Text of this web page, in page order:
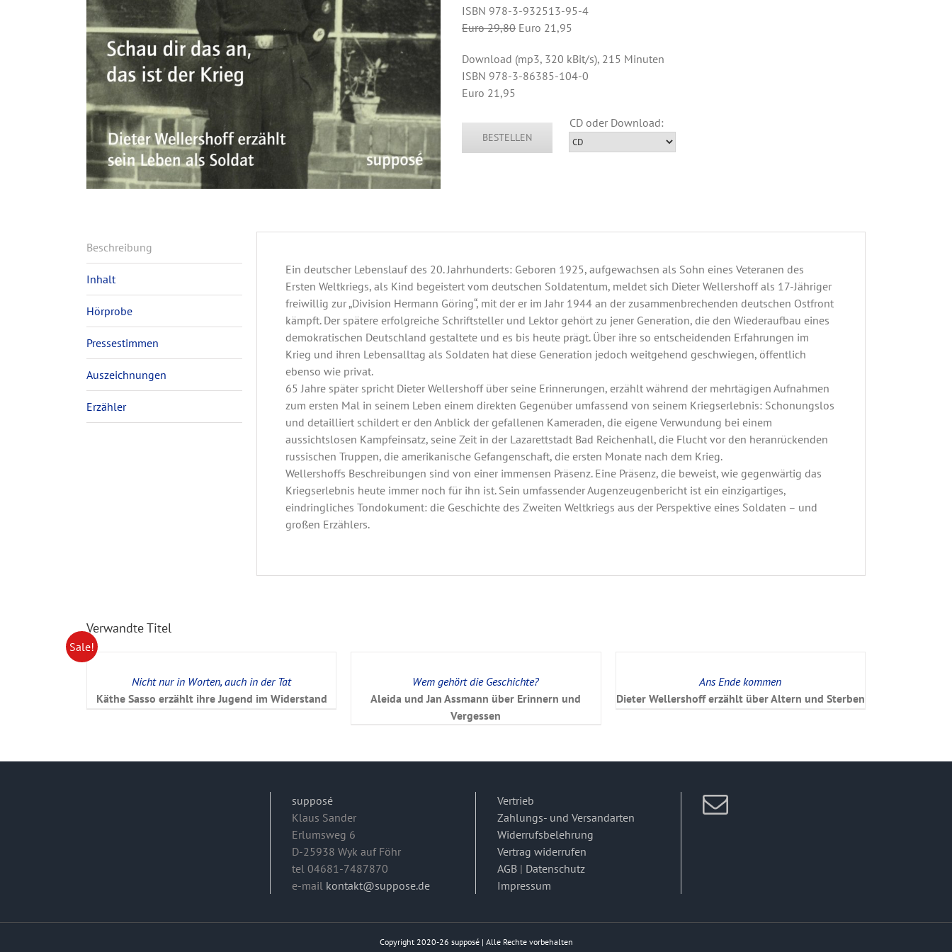
ISBN 978-3-932513-95-4
Euro 29,80 Euro 21,95
Download (mp3, 320 kBit/s), 215 Minuten
ISBN 978-3-86385-104-0
Euro 21,95
BESTELLEN
Beschreibung
Inhalt
Hörprobe
Pressestimmen
Auszeichnungen
Erzähler
Ein deutscher Lebenslauf des 20. Jahrhunderts: Geboren 1925, aufgewachsen als Sohn eines Veteranen des
Ersten Weltkriegs, als Kind begeistert vom deutschen Soldatentum, meldet sich Dieter Wellershoff als 17-Jähriger
freiwillig zur „Division Hermann Göring“, mit der er im Jahr 1944 an der zusammenbrechenden deutschen Ostfront
kämpft. Der spätere erfolgreiche Schriftsteller und Lektor gehört zu jener Generation, die den Wiederaufbau eines
demokratischen Deutschland gestaltete und es bis heute prägt. Über ihre so entscheidenden Erfahrungen im
Krieg und ihren Lebensalltag als Soldaten hat diese Generation jedoch weitgehend geschwiegen, öffentlich
ebenso wie privat.
65 Jahre später spricht Dieter Wellershoff über seine Erinnerungen, erzählt während der mehrtägigen Aufnahmen
zum ersten Mal in seinem Leben einem direkten Gegenüber umfassend von seinem Kriegserlebnis: Schonungslos
und detailliert schildert er den Anblick der gefallenen Kameraden, die eigene Verwundung bei einem
aussichtslosen Kampfeinsatz, seine Zeit in der Lazarettstadt Bad Reichenhall, die Flucht vor den heranrückenden
russischen Truppen, die amerikanische Gefangenschaft, die ersten Monate nach dem Krieg.
Wellershoffs Beschreibungen sind von einer immensen Präsenz. Eine Präsenz, die beweist, wie gegenwärtig das
Kriegserlebnis heute immer noch für ihn ist. Sein umfassender Augenzeugenbericht ist ein einzigartiges,
eindringliches Tondokument: die Geschichte des Zweiten Weltkriegs aus der Perspektive eines Soldaten – und
großen Erzählers.
Verwandte Titel
Sale!
Nicht nur in Worten, auch in der Tat
Käthe Sasso erzählt ihre Jugend im Widerstand
Wem gehört die Geschichte?
Aleida und Jan Assmann über Erinnern und
Vergessen
Ans Ende kommen
Dieter Wellershoff erzählt über Altern und Sterben
supposé
Klaus Sander
Erlumsweg 6
D-25938 Wyk auf Föhr
tel 04681-7487870
e-mail kontakt@suppose.de
Vertrieb
Zahlungs- und Versandarten
Widerrufsbelehrung
Vertrag widerrufen
AGB | Datenschutz
Impressum
Copyright 2020-26 supposé | Alle Rechte vorbehalten